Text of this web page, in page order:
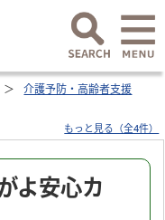
介護予防・高齢者支援
もっと見る（全4件）
よ安心カ